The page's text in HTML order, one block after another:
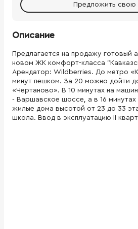
Предложить свою
Описание
Предлагается на продажу готовый
новом ЖК комфорт-класса
Арендатор: Wildberries. До метро
минут пешком. За 20 можно дойти
«Чертаново». В 10 минутах на
- Варшавское шоссе, а в 16
жилые дома высотой от 23 до 33
школа. Ввод в эксплуатацию II